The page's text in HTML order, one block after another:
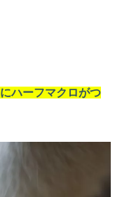
にハーフマクロがつ